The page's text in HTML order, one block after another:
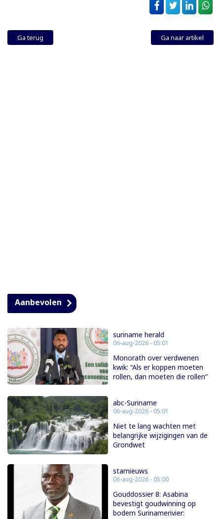
Ga terug Ga naar artikel
Aanbevolen
suriname herald
06-aug-2026 - 05:01
Monorath over verdwenen
kwik: “Als er koppen moeten
rollen, dan moeten die rollen”
abc-Suriname
06-aug-2026 - 05:01
Niet te lang wachten met
belangrijke wijzigingen van de
Grondwet
starnieuws
06-aug-2026 - 05:00
Gouddossier 8: Asabina
bevestigt goudwinning op
bodem Surinamerivier: